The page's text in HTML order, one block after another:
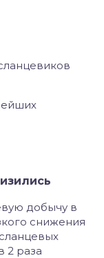
добычу в
снижения
2 раза